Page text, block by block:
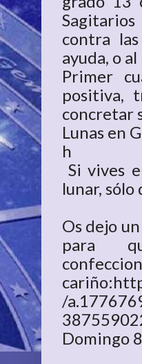
contra
ayuda, o
Primer
positiva,
concretar
Lunas en
h
Si vives
lunar,
Os dejo
para
/
Domingo 8